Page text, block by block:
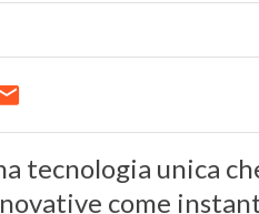
tecnologia unica
come